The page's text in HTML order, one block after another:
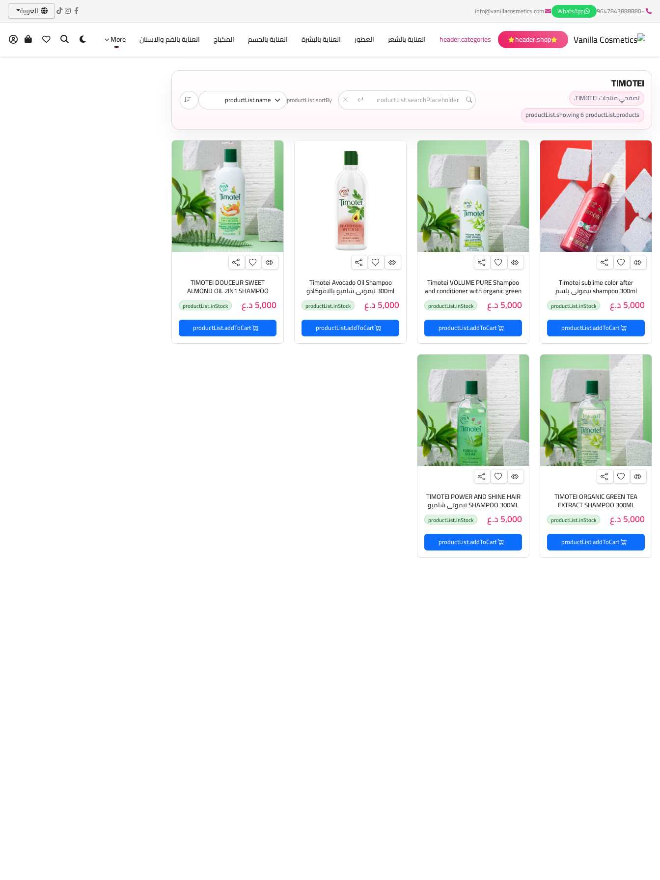
+9647843888880
WhatsApp
info@vanillacosmetics.com العربية
header.shop
header.categories العناية بالشعر العطور العناية بالبشرة العناية بالجسم المكياج العناية بالفم والاسنان More
TIMOTEI
تصفحي منتجات TIMOTEI.
productList.showing6productList.products
productList.sortBy
Timotei sublime color after
shampoo 300ml تيموتي بلسم
للشعر المصبوغ 5,000 د.ع productList.inStock
productList.addToCart
Timotei VOLUME PURE Shampoo
and conditioner with organic green
tea 300ml تيموتي شامبو وبلسم
بالشاي الاخضر 5,000 د.ع productList.inStock
productList.addToCart
Timotei Avocado Oil Shampoo
300ml تيموتي شامبو بالافوكادو
5,000 د.ع productList.inStock
productList.addToCart
TIMOTEI DOUCEUR SWEET
ALMOND OIL 2IN1 SHAMPOO
300ML تيموتي شامبو وبلسم 2 في
1بزيت اللوز الحلو 5,000 د.ع productList.inStock
productList.addToCart
TIMOTEI ORGANIC GREEN TEA
EXTRACT SHAMPOO 300ML
تيموتي شامبو بالشاي الاخضر5,000 د.ع productList.inStock
productList.addToCart
TIMOTEI POWER AND SHINE HAIR
SHAMPOO 300ML تيموتي شامبو
باور اند شاين للشعر 5,000 د.ع productList.inStock
productList.addToCart